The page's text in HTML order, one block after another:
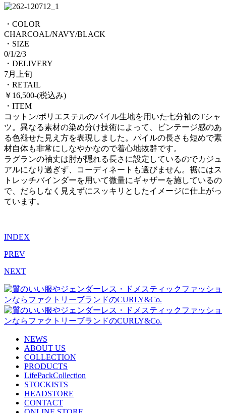
・COLOR
CHARCOAL/NAVY/BLACK
・SIZE
0/1/2/3
・DELIVERY
7月上旬
・RETAIL
￥16,500-(税込み)
・ITEM
コットン/ポリエステルのパイル生地を用いた七分袖のTシャ
ツ。異なる素材の染め分け技術によって、ビンテージ感のあ
る色褪せた見え方を表現しました。パイルの長さも短めで素
材自体も非常にしなやかなので着心地抜群です。
ラグランの袖丈は肘が隠れる長さに設定しているのでカジュ
アルになり過ぎず、コーディネートも選びません。裾にはス
トレッチバインダーを用いて微量にギャザーを施しているの
で、だらしなく見えずにスッキリとしたイメージに仕上がっ
ています。
INDEX
PREV
NEXT
NEWS
ABOUT US
COLLECTION
PRODUCTS
LifePackCollection
STOCKISTS
HEADSTORE
CONTACT